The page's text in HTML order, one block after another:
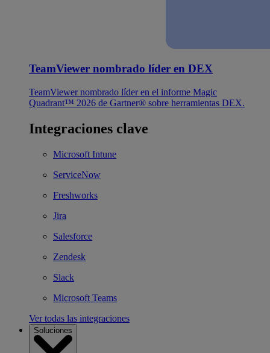
TeamViewer nombrado líder en DEX
TeamViewer nombrado líder en el informe Magic
Quadrant™ 2026 de Gartner® sobre herramientas DEX.
Integraciones clave
Microsoft Intune
ServiceNow
Freshworks
Jira
Salesforce
Zendesk
Slack
Microsoft Teams
Ver todas las integraciones
Soluciones